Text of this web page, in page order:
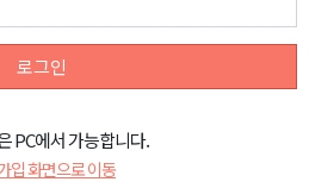
로그인
PC에서 가능합니다.
입 화면으로 이동